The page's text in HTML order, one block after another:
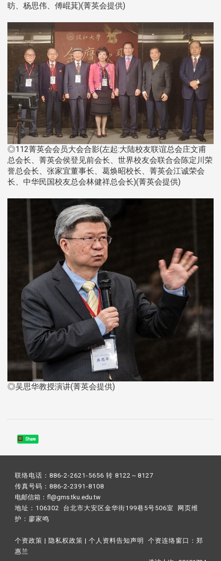
昉、杨思伟、傅崐萁)(菁英会提供)
◎112菁英会会员大会合影(左起:大陆校友联谊总会庄文甫
总会长、菁英会侯登见前会长、世界校友会联合会陈定川荣
誉总会长、张家宜董事长、葛焕昭校长、菁英会江诚荣会
长、中华民国校友总会林健祥总会长)(菁英会提供)
◎吴思华教授演讲(菁英会提供)
Share
联络电话：886-2-2621-5656 转 8122～8127
传真号码：886-2-2391-8108
电邮信箱：fl@gms.tku.edu.tw
地址：106302 台北市大安区金华街199巷5号506室 网页维
护： 廖家鸣​
个资政策 | 隐私权政策 | 个人资料告知声明 个资连络窗口： 郑
惠兰